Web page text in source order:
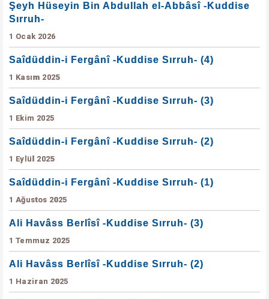
Şeyh Hüseyin Bin Abdullah el-Abbâsî -Kuddise
Sırruh-
1 Ocak 2026
Saîdüddin-i Fergânî -Kuddise Sırruh- (4)
1 Kasım 2025
Saîdüddin-i Fergânî -Kuddise Sırruh- (3)
1 Ekim 2025
Saîdüddin-i Fergânî -Kuddise Sırruh- (2)
1 Eylül 2025
Saîdüddin-i Fergânî -Kuddise Sırruh- (1)
1 Ağustos 2025
Ali Havâss Berlîsî -Kuddise Sırruh- (3)
1 Temmuz 2025
Ali Havâss Berlîsî -Kuddise Sırruh- (2)
1 Haziran 2025